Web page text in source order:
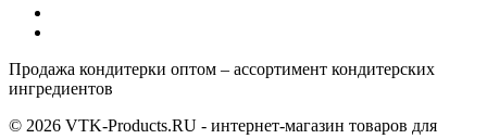
Продажа кондитерки оптом – ассортимент кондитерских
ингредиентов
© 2026 VTK-Products.RU - интернет-магазин товаров для